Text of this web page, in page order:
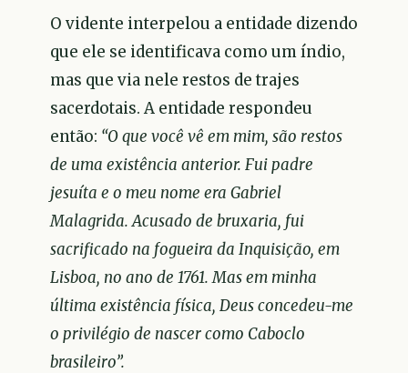
O vidente interpelou a entidade dizendo
que ele se identificava como um índio,
mas que via nele restos de trajes
sacerdotais. A entidade respondeu
então: “O que você vê em mim, são restos
de uma existência anterior. Fui padre
jesuíta e o meu nome era Gabriel
Malagrida. Acusado de bruxaria, fui
sacrificado na fogueira da Inquisição, em
Lisboa, no ano de 1761. Mas em minha
última existência física, Deus concedeu-me
o privilégio de nascer como Caboclo
brasileiro”.